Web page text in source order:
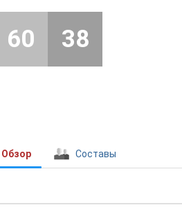
60 38
Обзор Составы